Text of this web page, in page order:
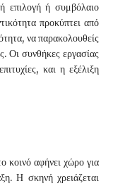
επιλογή ή συμβόλαιο
προκύπτει από
να παρακολουθείς
Οι συνθήκες εργασίας
και η εξέλιξη
κοινό αφήνει χώρο για
Η σκηνή χρειάζεται